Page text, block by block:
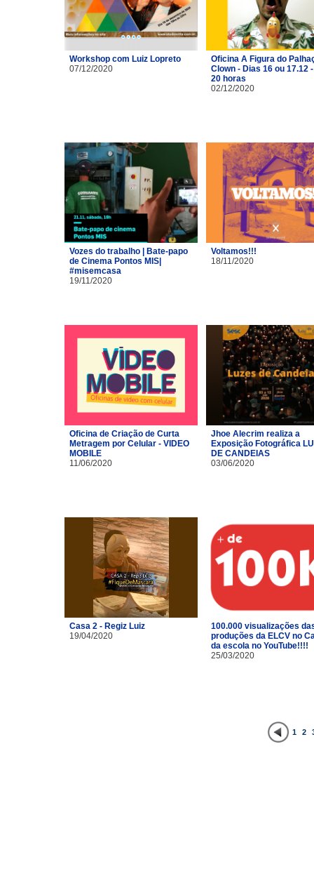
Workshop com Luiz Lopreto
07/12/2020
Oficina A Figura do
Clown - Dias 16 ou 17.12
20 horas
02/12/2020
Vozes do trabalho | Bate-papo
de Cinema Pontos MIS|
#misemcasa
19/11/2020
Voltamos!!!
18/11/2020
Oficina de Criação de Curta
Metragem por Celular - VIDEO
MOBILE
11/06/2020
Jhoe Alecrim realiza a
Exposição Fotográfica
DE CANDEIAS
03/06/2020
Casa 2 - Regiz Luiz
19/04/2020
100.000 visualizações
produções da ELCV no
da escola no YouTube!!!!
25/03/2020
1 2